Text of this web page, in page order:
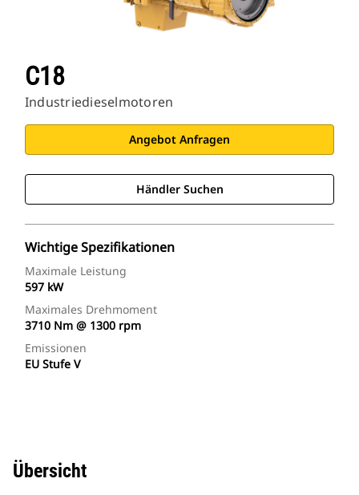
C18
Industriedieselmotoren
Angebot Anfragen
Händler Suchen
Wichtige Spezifikationen
Maximale Leistung
597 kW
Maximales Drehmoment
3710 Nm @ 1300 rpm
Emissionen
EU Stufe V
Übersicht